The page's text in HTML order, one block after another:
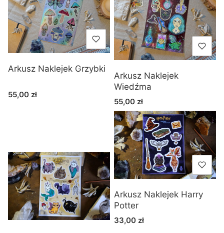
Arkusz Naklejek Grzybki
Cena
55,00 zł
Arkusz Naklejek
Wiedźma
Cena
55,00 zł
Arkusz Naklejek Harry
Potter
Cena
33,00 zł